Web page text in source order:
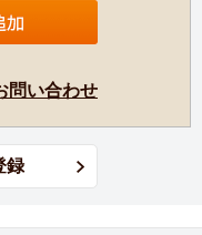
問い合わせ